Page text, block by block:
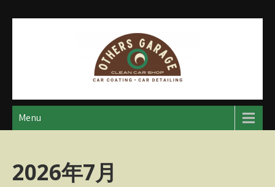
アザースガレージ
【神奈川・厚木・愛川】カーメンテナンス
Menu
2026年7月